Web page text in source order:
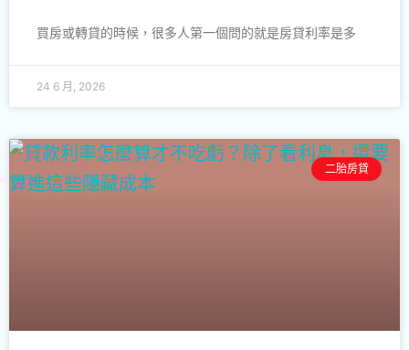
買房或轉貸的時候，很多人第一個問的就是房貸利率是多
24 6 月, 2026
二胎房貸